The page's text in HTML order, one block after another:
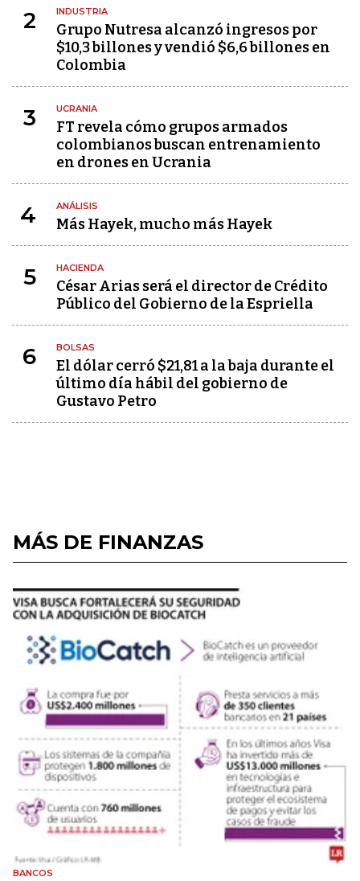
2 INDUSTRIA
Grupo Nutresa alcanzó ingresos por
$10,3 billones y vendió $6,6 billones en
Colombia
3 UCRANIA
FT revela cómo grupos armados
colombianos buscan entrenamiento
en drones en Ucrania
4 ANÁLISIS
Más Hayek, mucho más Hayek
5 HACIENDA
César Arias será el director de Crédito
Público del Gobierno de la Espriella
6 BOLSAS
El dólar cerró $21,81 a la baja durante el
último día hábil del gobierno de
Gustavo Petro
MÁS DE FINANZAS
BANCOS